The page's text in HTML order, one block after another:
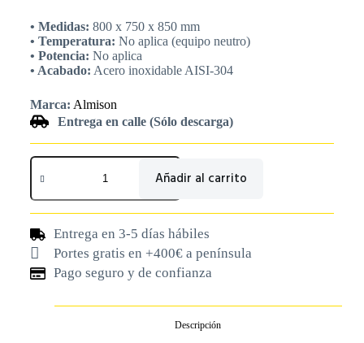
• Medidas: 800 x 750 x 850 mm
• Temperatura: No aplica (equipo neutro)
• Potencia: No aplica
• Acabado: Acero inoxidable AISI-304
Marca: Almison
Entrega en calle (Sólo descarga)
Añadir al carrito
Entrega en 3-5 días hábiles
Portes gratis en +400€ a península
Pago seguro y de confianza
Descripción